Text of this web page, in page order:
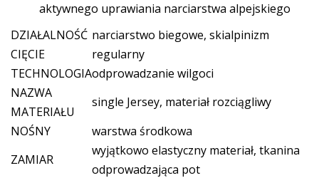
aktywnego uprawiania narciarstwa alpejskiego
DZIAŁALNOŚĆ narciarstwo biegowe, skialpinizm
CIĘCIE
regularny
TECHNOLOGIAodprowadzanie wilgoci
NAZWA
MATERIAŁU
single Jersey, materiał rozciągliwy
NOŚNY
warstwa środkowa
ZAMIAR
wyjątkowo elastyczny materiał, tkanina
odprowadzająca pot